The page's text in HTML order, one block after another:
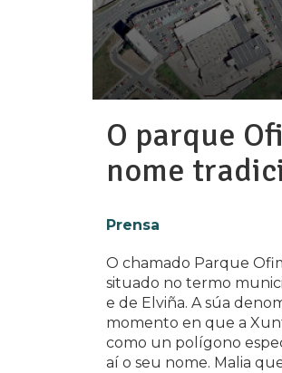
O parque
nome
Prensa
O chamado Parque
situado no termo
e de Elviña. A súa
momento en que a
como un polígono
aí o seu nome. Malia